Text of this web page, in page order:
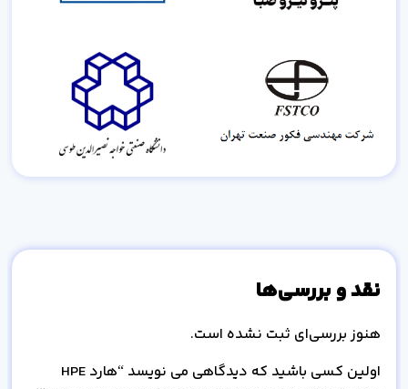
نقد و بررسی‌ها
هنوز بررسی‌ای ثبت نشده است.
اولین کسی باشید که دیدگاهی می نویسد “هارد HPE